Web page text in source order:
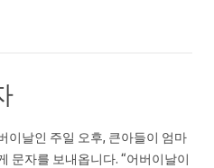
이날인 주일 오후, 큰아들이 엄마
문자를 보내옵니다. “어버이날이